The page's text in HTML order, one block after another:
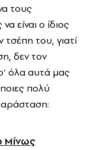
τους
είναι ο ίδιος
του, γιατί
δεν τον
όλα αυτά μας
πολύ
Μίνως